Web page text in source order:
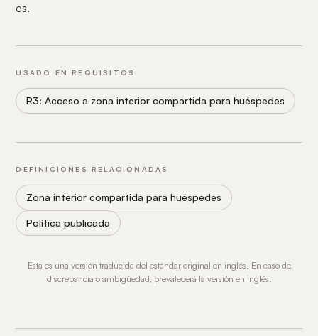
es.
USADO EN REQUISITOS
R3: Acceso a zona interior compartida para huéspedes
DEFINICIONES RELACIONADAS
Zona interior compartida para huéspedes
Política publicada
Esta es una versión traducida del estándar original en inglés. En caso de
discrepancia o ambigüedad, prevalecerá la versión en inglés.